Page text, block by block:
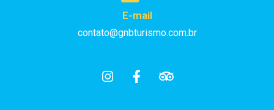
E-mail
contato@gnbturismo.com.br